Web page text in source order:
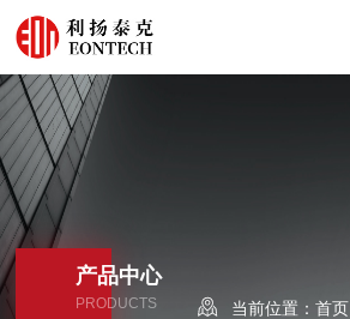
产品中心
PRODUCTS 当前位置：首页